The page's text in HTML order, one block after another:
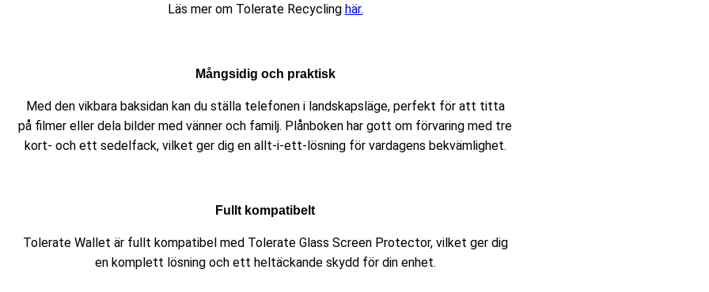
Läs mer om Tolerate Recycling här.
Mångsidig och praktisk
Med den vikbara baksidan kan du ställa telefonen i landskapsläge, perfekt för att titta
på filmer eller dela bilder med vänner och familj. Plånboken har gott om förvaring med tre
kort- och ett sedelfack, vilket ger dig en allt-i-ett-lösning för vardagens bekvämlighet.
Fullt kompatibelt
Tolerate Wallet är fullt kompatibel med Tolerate Glass Screen Protector, vilket ger dig
en komplett lösning och ett heltäckande skydd för din enhet.